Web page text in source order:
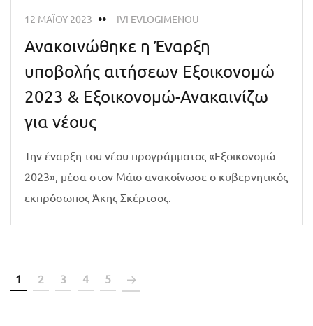
12 ΜΑΪ́ΟΥ 2023 IVI EVLOGIMENOU
Ανακοινώθηκε η Έναρξη
υποβολής αιτήσεων Εξοικονομώ
2023 & Εξοικονομώ-Ανακαινίζω
για νέους
Την έναρξη του νέου προγράμματος «Εξοικονομώ
2023», μέσα στον Μάιο ανακοίνωσε ο κυβερνητικός
εκπρόσωπος Άκης Σκέρτσος.
1 2 3 4 5